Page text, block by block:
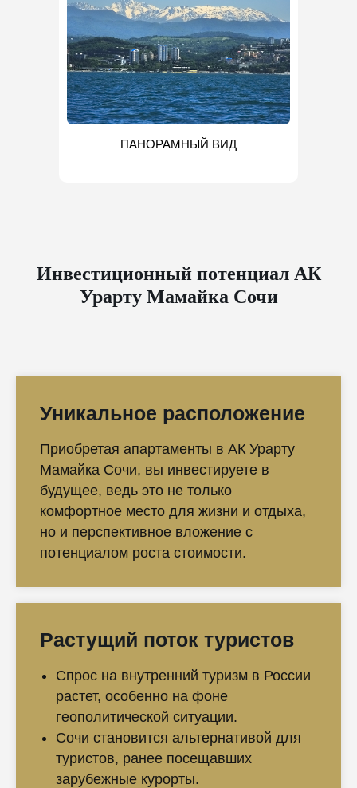
ПАНОРАМНЫЙ ВИД
Инвестиционный потенциал АК
Урарту Мамайка Сочи
Уникальное расположение
Приобретая апартаменты в АК Урарту
Мамайка Сочи, вы инвестируете в
будущее, ведь это не только
комфортное место для жизни и отдыха,
но и перспективное вложение с
потенциалом роста стоимости.
Растущий поток туристов
Спрос на внутренний туризм в России
растет, особенно на фоне
геополитической ситуации.
Сочи становится альтернативой для
туристов, ранее посещавших
зарубежные курорты.